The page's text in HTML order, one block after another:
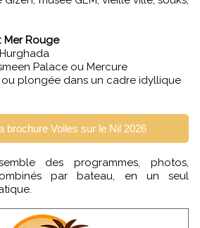
Mer Rouge
Palace ou Mercure
ou plongée dans un cadre idyllique
brochure Voiles sur le Nil 2026
des programmes, photos,
par bateau, en un seul